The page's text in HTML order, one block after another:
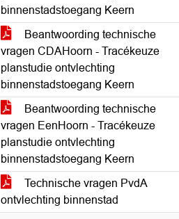
binnenstadstoegang Keern
Beantwoording technische
vragen CDAHoorn - Tracékeuze
planstudie ontvlechting
binnenstadstoegang Keern
Beantwoording technische
vragen EenHoorn - Tracékeuze
planstudie ontvlechting
binnenstadstoegang Keern
Technische vragen PvdA
ontvlechting binnenstad